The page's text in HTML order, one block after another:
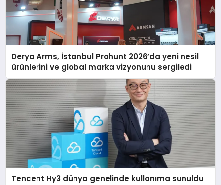
Derya Arms, İstanbul Prohunt 2026’da yeni nesil
ürünlerini ve global marka vizyonunu sergiledi
Tencent Hy3 dünya genelinde kullanıma sunuldu